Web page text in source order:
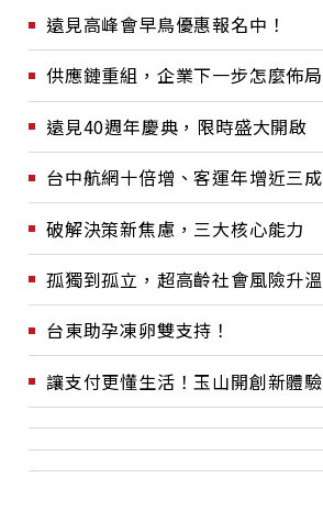
遠見高峰會早鳥優惠報名中！
供應鏈重組，企業下一步怎麼佈局
遠見40週年慶典，限時盛大開啟
台中航網十倍增、客運年增近三成
破解決策新焦慮，三大核心能力
孤獨到孤立，超高齡社會風險升溫
台東助孕凍卵雙支持！
讓支付更懂生活！玉山開創新體驗